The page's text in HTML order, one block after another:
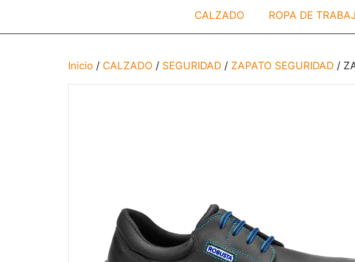
CALZADO ROPA DE
Inicio / CALZADO / SEGURIDAD / ZAPATO SEGURIDAD /